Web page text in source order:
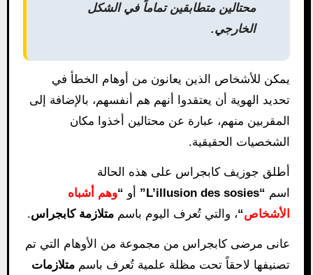
محتالين متطابقين تماماً في الشكل
الخارجي.
يمكن للأشخاص الذين يعانون من أوهام الخطأ في
تحديد الهوية أن يعتقدوا أنهم هم أنفسهم، بالإضافة إلى
المقربين منهم، عبارة عن محتالين أخذوا مكان
الشخصيات الحقيقية.
أطلق جوزيف كابجراس على هذه الحالة
اسم “L’illusion des sosies” أو “وهم أشباه
الأشخاص“، والتي تُعرف اليوم باسم متلازمة كابجراس.
عانى مرضى كابجراس من مجموعة من الأوهام التي تم
تصنيفها لاحقاً تحت مظلة علمية تُعرف باسم متلازمات